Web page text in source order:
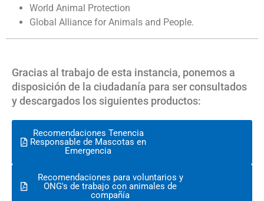
World Animal Protection
Global Alliance for Animals and People.
Gracias al trabajo de esta instancia, ponemos a
disposición de la ciudadanía para ser consultados
y descargados los siguientes productos:
Recomendaciones Tenencia
Responsable de Mascotas en
Emergencia
Recomendaciones para voluntarios y
ONG's de trabajo con animales de
compañía